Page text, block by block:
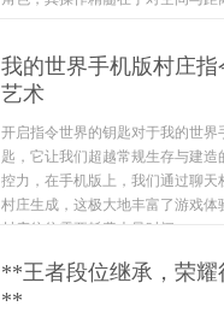
我的世界手机版村庄
艺术
开启指令世界的钥匙对于我的世
匙，它让我们超越常规生存与建
控力，在手机版上，我们通过聊
村庄生成，这极大地丰富了游戏
村庄往往需要耗费大量时间，...
**王者段位继承，荣
**